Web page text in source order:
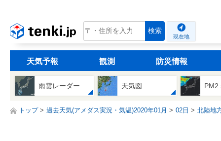
tenki.jp 検索
現在地
天気予報 観測 防災情報
雨雲レーダー 天気図
トップ 過去天気(アメダス実況・気温)2020年01月 02日 北陸地